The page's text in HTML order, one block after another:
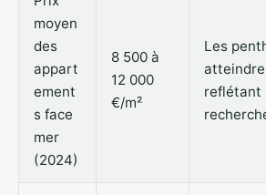
moyen
des
appart
ement
s face
mer
(2024)
8 500 à
12 000
€/m²
Les
atteindre
reflétant